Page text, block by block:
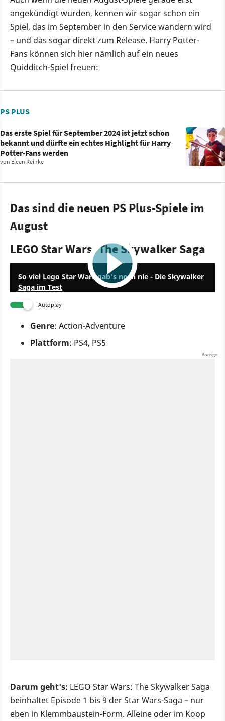
angekündigt wurden, kennen wir sogar schon ein
Spiel, das im September in den Service wandern wird
– und das sogar direkt zum Release. Harry Potter-
Fans können sich hier nämlich auf ein neues
Quidditch-Spiel freuen:
PS PLUS
Das erste Spiel für September 2024 ist jetzt schon
bekannt und dürfte ein echtes Highlight für Harry
Potter-Fans werden
von Eleen Reinke
Das sind die neuen PS Plus-Spiele im
August
LEGO Star Wars: The Skywalker Saga
12:13
So viel Lego Star Wars gab's noch nie - Die Skywalker
Saga im Test
Autoplay
Genre: Action-Adventure
Plattform: PS4, PS5
Darum geht's: LEGO Star Wars: The Skywalker Saga
beinhaltet Episode 1 bis 9 der Star Wars-Saga – nur
eben in Klemmbaustein-Form. Alleine oder im Koop